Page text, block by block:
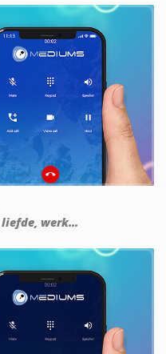
werk...